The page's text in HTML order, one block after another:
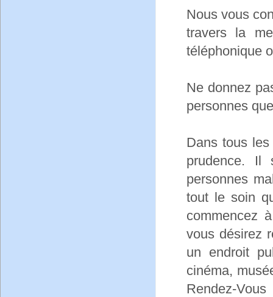
Nous vous
travers la
téléphonique
Ne donnez
personnes
Dans tous
prudence. Il
personnes
tout le soin
commencez
vous désirez
un endroit
cinéma,
Rendez-